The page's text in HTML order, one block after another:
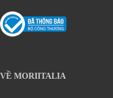
VỀ MORIITALIA